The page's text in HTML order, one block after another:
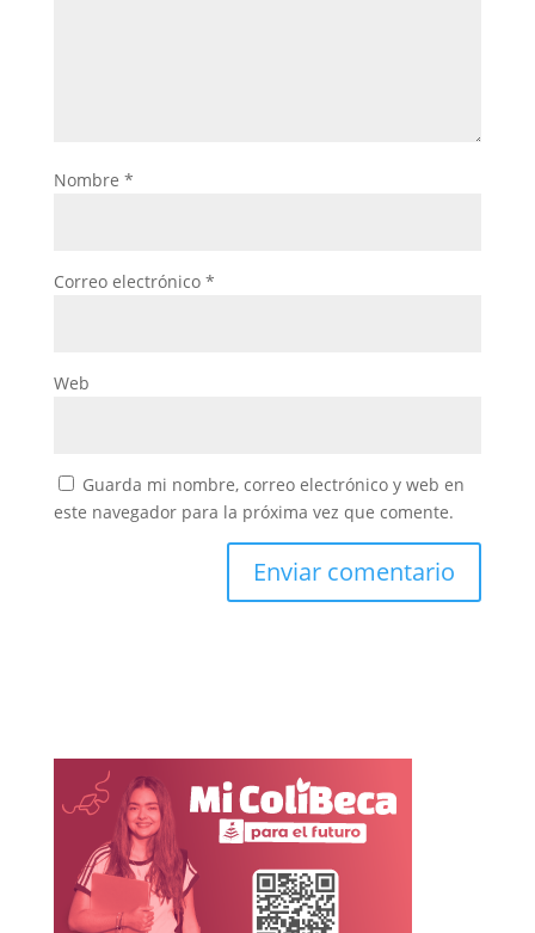
Nombre *
Correo electrónico *
Web
Guarda mi nombre, correo electrónico y web en
este navegador para la próxima vez que comente.